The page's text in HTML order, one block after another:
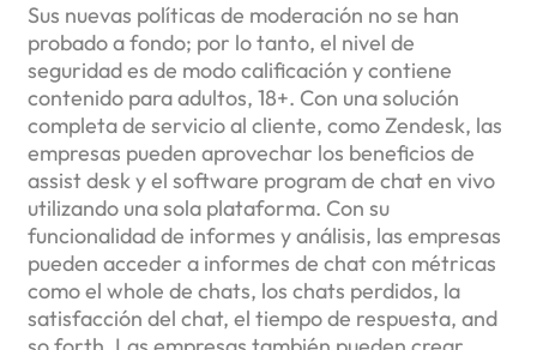
Sus nuevas políticas de moderación no se han
probado a fondo; por lo tanto, el nivel de
seguridad es de modo calificación y contiene
contenido para adultos, 18+. Con una solución
completa de servicio al cliente, como Zendesk, las
empresas pueden aprovechar los beneficios de
assist desk y el software program de chat en vivo
utilizando una sola plataforma. Con su
funcionalidad de informes y análisis, las empresas
pueden acceder a informes de chat con métricas
como el whole de chats, los chats perdidos, la
satisfacción del chat, el tiempo de respuesta, and